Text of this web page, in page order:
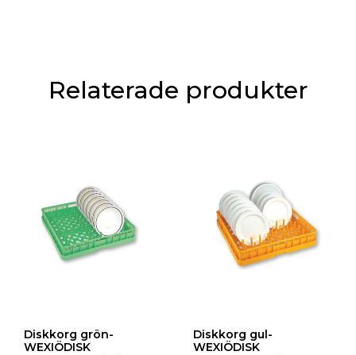
Relaterade produkter
Diskkorg grön-
WEXIÖDISK
Diskkorg gul-
WEXIÖDISK